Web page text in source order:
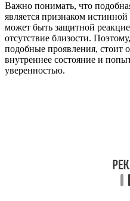
Важно понимать, что
является признаком
может быть защитной
отсутствие близости.
подобные проявления, стоит
внутреннее состояние и
уверенностью.